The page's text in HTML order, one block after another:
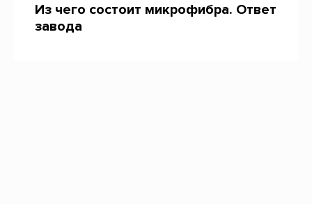
Из чего состоит микрофибра. Ответ
завода